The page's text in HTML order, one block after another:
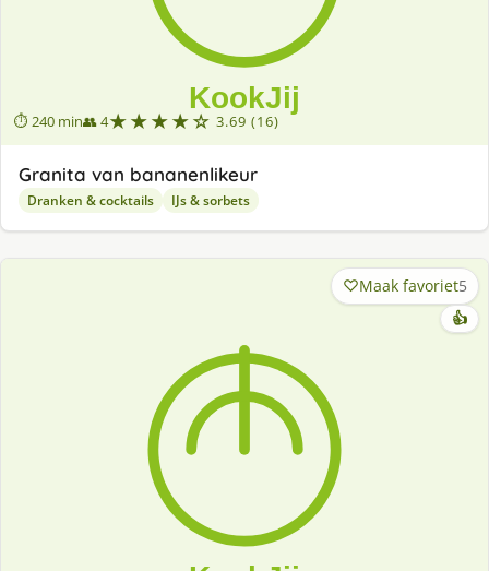
⏱ 240 min👥 4★★★★☆ 3.69 (16)
Granita van bananenlikeur
Dranken & cocktails IJs & sorbets
Maak favoriet5
👍